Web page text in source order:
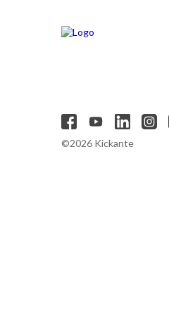
©2026 Kickante